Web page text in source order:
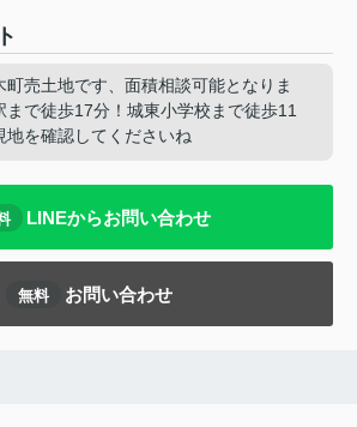
町売土地です、面積相談可能となりま
まで徒歩17分！城東小学校まで徒歩11
地を確認してくださいね
LINEからお問い合わせ
無料 お問い合わせ